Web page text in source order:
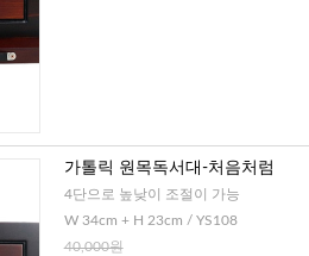
가톨릭 원목독서대-처음처럼
4단으로 높낮이 조절이 가능
W 34cm + H 23cm / YS108
40,000원